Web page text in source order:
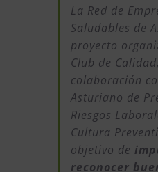
La Red de
Saludables de
proyecto
Club de
colaboración
Asturiano de
Riesgos
Cultura
objetivo de
reconocer